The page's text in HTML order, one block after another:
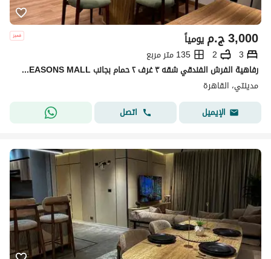
ج.م3,000 يومياً
3
2
135 متر مربع
رفاهية الفرش الفندقي شقه ٣ غرف ٢ حمام بجانب ALL SEASONS MALL - مدينتي
مدينتي، القاهرة
الإيميل
اتصل